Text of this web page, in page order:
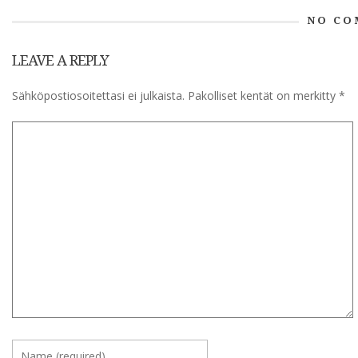
NO
LEAVE A REPLY
Sähköpostiosoitettasi ei julkaista. Pakolliset kentät on merkitty *